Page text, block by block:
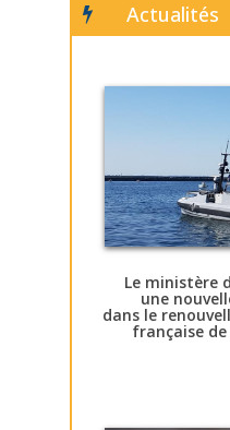
Actualités
Le ministère
une
dans le
française